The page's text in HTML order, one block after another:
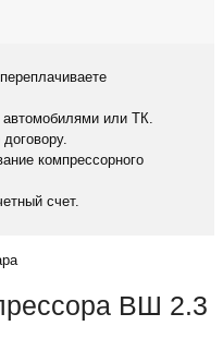
или ТК.
компрессорного
счет.
ВШ 2.3